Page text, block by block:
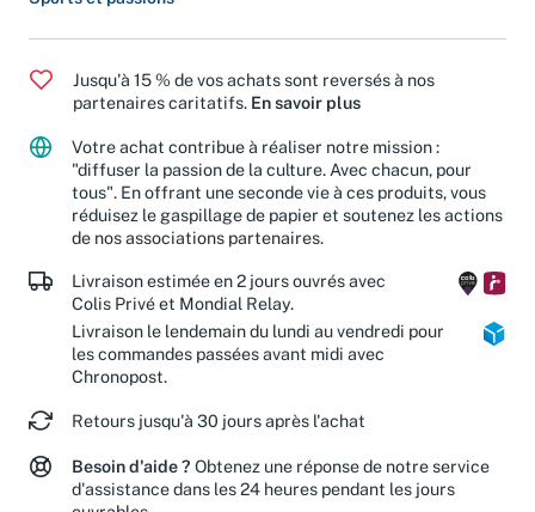
Jusqu'à 15 % de vos achats sont reversés à nos
partenaires caritatifs.
En savoir plus
Votre achat contribue à réaliser notre mission :
"diffuser la passion de la culture. Avec chacun, pour
tous". En offrant une seconde vie à ces produits, vous
réduisez le gaspillage de papier et soutenez les actions
de nos associations partenaires.
Livraison estimée en 2 jours ouvrés avec
Colis Privé et Mondial Relay.
Livraison le lendemain du lundi au vendredi pour
les commandes passées avant midi avec
Retours jusqu'à 30 jours après l'achat
Besoin d'aide ?Obtenez une réponse de notre service
d'assistance dans les 24 heures pendant les jours